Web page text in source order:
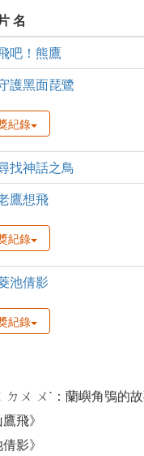
名
吧！熊鷹
護黑面琵鷺
紀錄
找神話之鳥
鷹想飛
紀錄
池倩影
紀錄
ㄨ ㄨˋ：蘭嶼角鴞的故
飛》
影》